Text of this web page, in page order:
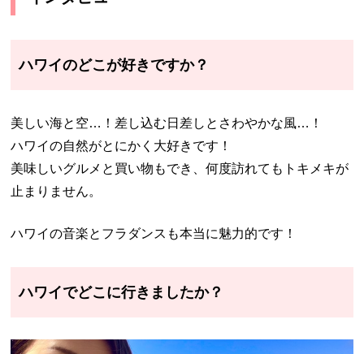
ハワイのどこが好きですか？
美しい海と空…！差し込む日差しとさわやかな風…！
ハワイの自然がとにかく大好きです！
美味しいグルメと買い物もでき、何度訪れてもトキメキが
止まりません。
ハワイの音楽とフラダンスも本当に魅力的です！
ハワイでどこに行きましたか？